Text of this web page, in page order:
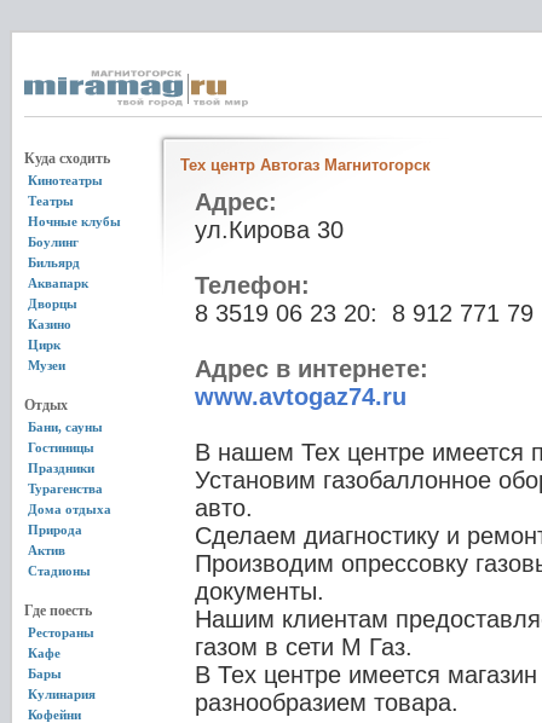
Куда сходить
Кинотеатры
Театры
Ночные клубы
Боулинг
Бильярд
Аквапарк
Дворцы
Казино
Цирк
Музеи
Отдых
Бани, сауны
Гостиницы
Праздники
Турагенства
Дома отдыха
Природа
Актив
Стадионы
Где поесть
Рестораны
Кафе
Бары
Кулинария
Кофейни
Тех центр Автогаз Магнитогорск
Адрес:
ул.Кирова 30
Телефон:
8 3519 06 23 20: 8 912 771
Адрес в интернете:
www.avtogaz74.ru
В нашем Тех центре имеется
Установим газобаллонное
авто.
Сделаем диагностику и
Производим опрессовку
документы.
Нашим клиентам
газом в сети М Газ.
В Тех центре имеется
разнообразием товара.